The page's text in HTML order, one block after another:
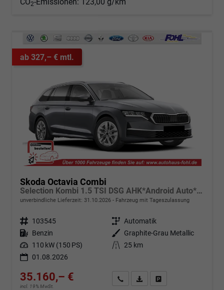
CO2-Emissionen: 123,00 g/km
ab 327,– € mtl.
Skoda Octavia Combi
Selection Kombi 1.5 TSI DSG AHK*Android Auto*ACC*SHZ*E-Heck*Keyless*Kamera*2Z Klimaauto
unverbindliche Lieferzeit: 31.10.2026 Fahrzeug mit Tageszulassung
Fahrzeugnr. 103545 Getriebe Automatik
Kraftstoff Benzin Außenfarbe
Graphite-Grau Metallic
Leistung 110 kW (150 PS) Kilometerstand 25 km
01.08.2026
35.160,– €
incl. 19% MwSt.
Angebot anfordern
Fahrzeugexpose (PDF)